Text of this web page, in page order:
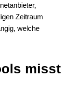
Zeitraum
welche
misst